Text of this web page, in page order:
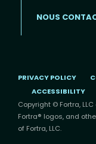
NOUS
PRIVACY POLICY
ACCESSIBILITY
Copyright © Fortra,
Fortra® logos, and
of Fortra, LLC.